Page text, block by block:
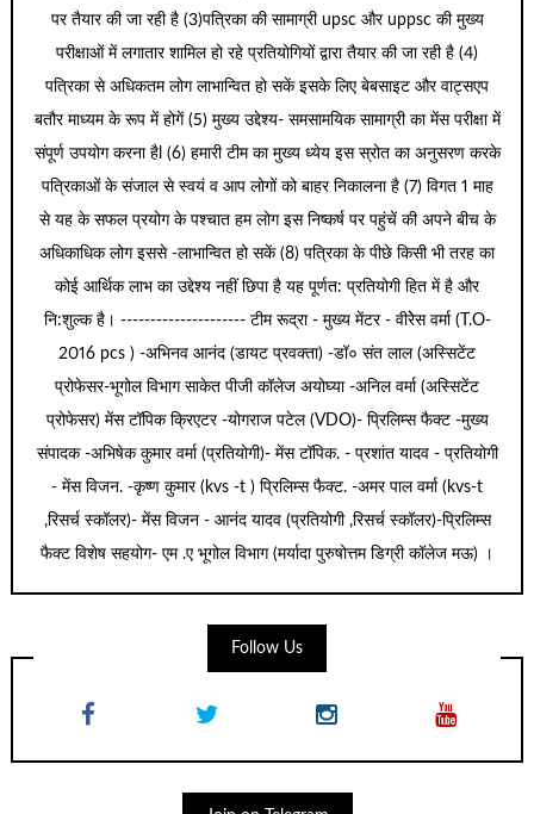
पर तैयार की जा रही है (3)पत्रिका की सामाग्री upsc और uppsc की मुख्य
परीक्षाओं में लगातार शामिल हो रहे प्रतियोगियों द्वारा तैयार की जा रही है (4)
पत्रिका से अधिकतम लोग लाभान्वित हो सकें इसके लिए बेबसाइट और वाट्सएप
बतौर माध्यम के रूप में होगें (5) मुख्य उद्देश्य- समसामयिक सामाग्री का मेंस परीक्षा में
संपूर्ण उपयोग करना हैl (6) हमारी टीम का मुख्य ध्येय इस स्रोत का अनुसरण करके
पत्रिकाओं के संजाल से स्वयं व आप लोगों को बाहर निकालना है (7) विगत 1 माह
से यह के सफल प्रयोग के पश्चात हम लोग इस निष्कर्ष पर पहुंचें की अपने बीच के
अधिकाधिक लोग इससे -लाभान्वित हो सकें (8) पत्रिका के पीछे किसी भी तरह का
कोई आर्थिक लाभ का उद्देश्य नहीं छिपा है यह पूर्णत: प्रतियोगी हित में है और
नि:शुल्क है। --------------------- टीम रूद्रा - मुख्य मेंटर - वीरेेस वर्मा (T.O-
2016 pcs ) -अभिनव आनंद (डायट प्रवक्ता) -डॉ० संत लाल (अस्सिटेंट
प्रोफेसर-भूगोल विभाग साकेत पीजी कॉलेज अयोघ्या -अनिल वर्मा (अस्सिटेंट
प्रोफेसर) मेंस टॉपिक क्रिएटर -योगराज पटेल (VDO)- प्रिलिम्स फैक्ट -मुख्य
संपादक -अभिषेक कुमार वर्मा (प्रतियोगी)- मेंस टॉपिक. - प्रशांत यादव - प्रतियोगी
- मेंस विजन. -कृष्ण कुमार (kvs -t ) प्रिलिम्स फैक्ट. -अमर पाल वर्मा (kvs-t
,रिसर्च स्कॉलर)- मेंस विजन - आनंद यादव (प्रतियोगी ,रिसर्च स्कॉलर)-प्रिलिम्स
फैक्ट विशेष सहयोग- एम .ए भूगोल विभाग (मर्यादा पुरुषोत्तम डिग्री कॉलेज मऊ) ।
Follow Us